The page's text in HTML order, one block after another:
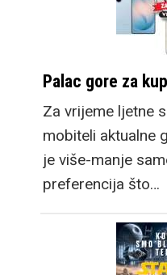
Palac gore za
Za vrijeme ljetne
mobiteli aktualne
je više-manje
preferencija što…